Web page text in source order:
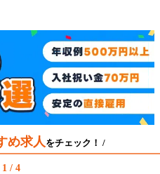
め求人をチェック！ /
1 / 4